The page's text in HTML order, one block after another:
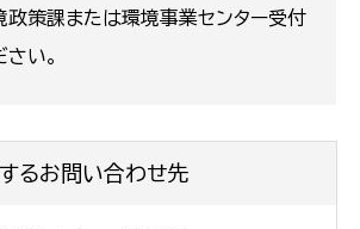
策課または環境事業センター受付
い。
るお問い合わせ先